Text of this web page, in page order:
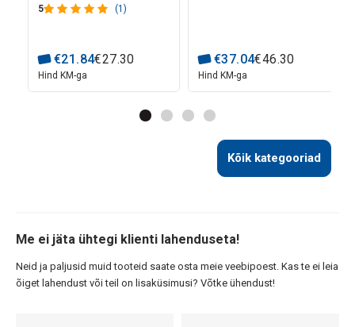
5 (1)
€21 .84€27.30
Hind KM-ga
€37.04€46.30
Hind KM-ga
Kõik kategooriad
Me ei jäta ühtegi klienti lahenduseta!
Neid ja paljusid muid tooteid saate osta meie veebipoest. Kas te ei leia
õiget lahendust või teil on lisaküsimusi? Võtke ühendust!